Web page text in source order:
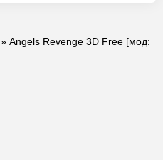
» Angels Revenge 3D Free [мод: